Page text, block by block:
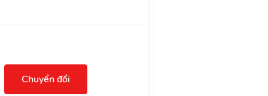
Chuyển đổi